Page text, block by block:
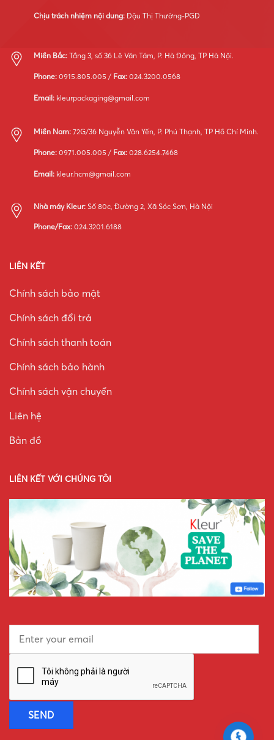
Chịu trách nhiệm nội dung: Đậu Thị Thường-PGD
Miền Bắc: Tầng 3, số 36 Lê Văn Tám, P. Hà Đông, TP Hà Nội.
Phone: 0915.805.005 / Fax: 024.3200.0568
Email: kleurpackaging@gmail.com
Miền Nam: 72G/36 Nguyễn Văn Yến, P. Phú Thạnh, TP Hồ Chí Minh.
Phone: 0971.005.005 / Fax: 028.6254.7468
Email: kleur.hcm@gmail.com
Nhà máy Kleur: Số 80c, Đường 2, Xã Sóc Sơn, Hà Nội
Phone/Fax: 024.3201.6188
LIÊN KẾT
Chính sách bảo mật
Chính sách đổi trả
Chính sách thanh toán
Chính sách bảo hành
Chính sách vận chuyển
Liên hệ
Bản đồ
LIÊN KẾT VỚI CHÚNG TÔI